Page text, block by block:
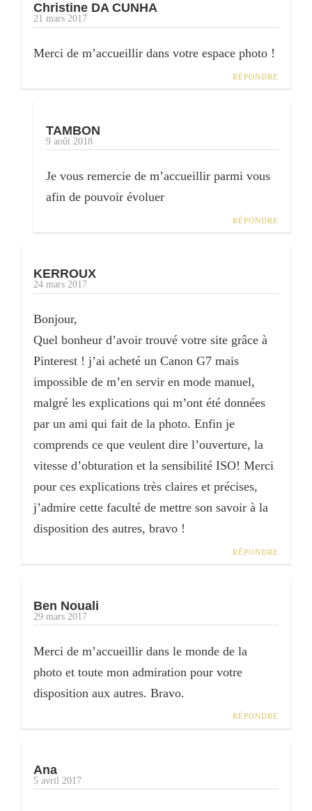
Christine DA CUNHA
21 mars 2017
Merci de m’accueillir dans votre espace photo !
RÉPONDRE
TAMBON
9 août 2018
Je vous remercie de m’accueillir parmi vous
afin de pouvoir évoluer
RÉPONDRE
KERROUX
24 mars 2017
Bonjour,
Quel bonheur d’avoir trouvé votre site grâce à
Pinterest ! j’ai acheté un Canon G7 mais
impossible de m’en servir en mode manuel,
malgré les explications qui m’ont été données
par un ami qui fait de la photo. Enfin je
comprends ce que veulent dire l’ouverture, la
vitesse d’obturation et la sensibilité ISO! Merci
pour ces explications très claires et précises,
j’admire cette faculté de mettre son savoir à la
disposition des autres, bravo !
RÉPONDRE
Ben Nouali
29 mars 2017
Merci de m’accueillir dans le monde de la
photo et toute mon admiration pour votre
disposition aux autres. Bravo.
RÉPONDRE
Ana
5 avril 2017